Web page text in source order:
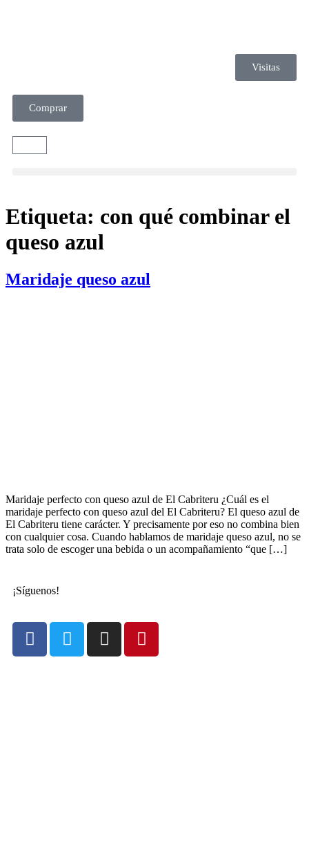
Visitas
Comprar
Etiqueta: con qué combinar el
queso azul
Maridaje queso azul
Maridaje perfecto con queso azul de El Cabriteru ¿Cuál es el
maridaje perfecto con queso azul del El Cabriteru? El queso azul de
El Cabriteru tiene carácter. Y precisamente por eso no combina bien
con cualquier cosa. Cuando hablamos de maridaje queso azul, no se
trata solo de escoger una bebida o un acompañamiento “que […]
¡Síguenos!